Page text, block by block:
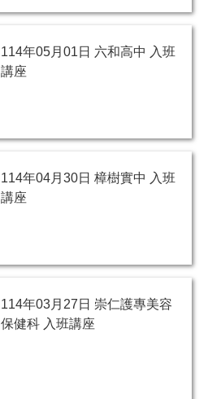
114年05月01日 六和高中 入班
講座
114年04月30日 樟樹實中 入班
講座
114年03月27日 崇仁護專美容
保健科 入班講座